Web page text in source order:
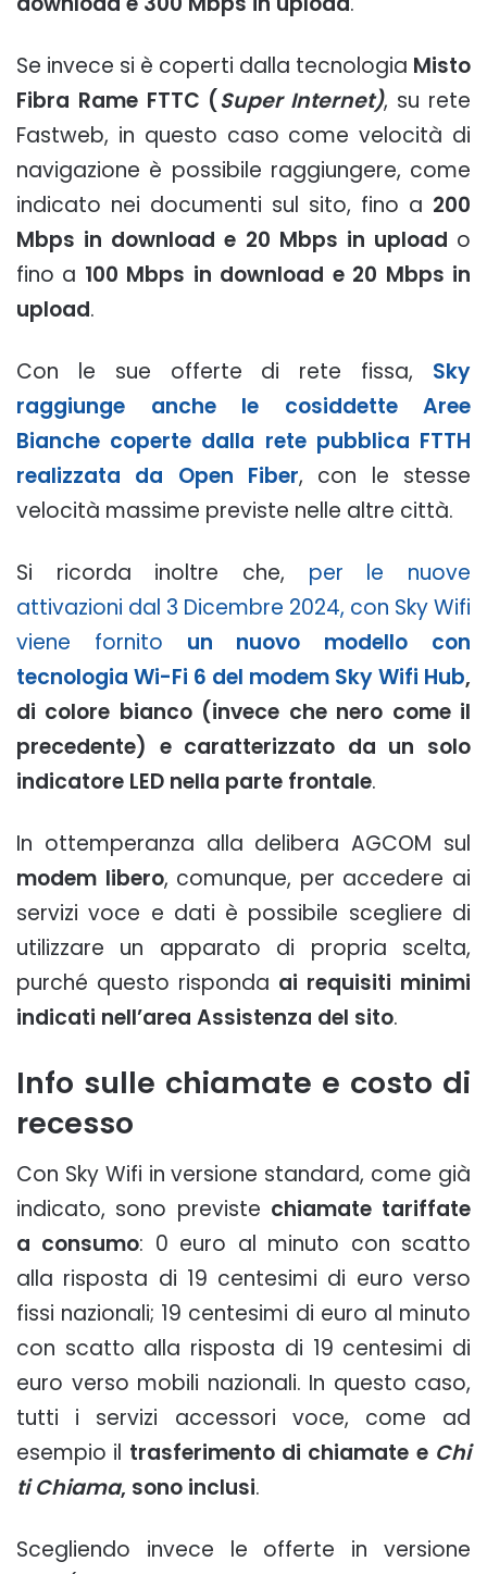
Se invece si è coperti dalla tecnologia Misto
Fibra Rame FTTC (Super Internet), su rete
Fastweb, in questo caso come velocità di
navigazione è possibile raggiungere, come
indicato nei documenti sul sito, fino a 200
Mbps in download e 20 Mbps in upload o
fino a 100 Mbps in download e 20 Mbps in
upload.
Con le sue offerte di rete fissa, Sky
raggiunge anche le cosiddette Aree
Bianche coperte dalla rete pubblica FTTH
realizzata da Open Fiber, con le stesse
velocità massime previste nelle altre città.
Si ricorda inoltre che, per le nuove
attivazioni dal 3 Dicembre 2024, con Sky Wifi
viene fornito un nuovo modello con
tecnologia Wi-Fi 6 del modem Sky Wifi Hub,
di colore bianco (invece che nero come il
precedente) e caratterizzato da un solo
indicatore LED nella parte frontale.
In ottemperanza alla delibera AGCOM sul
modem libero, comunque, per accedere ai
servizi voce e dati è possibile scegliere di
utilizzare un apparato di propria scelta,
purché questo risponda ai requisiti minimi
indicati nell’area Assistenza del sito.
Info sulle chiamate e costo di
recesso
Con Sky Wifi in versione standard, come già
indicato, sono previste chiamate tariffate
a consumo: 0 euro al minuto con scatto
alla risposta di 19 centesimi di euro verso
fissi nazionali; 19 centesimi di euro al minuto
con scatto alla risposta di 19 centesimi di
euro verso mobili nazionali. In questo caso,
tutti i servizi accessori voce, come ad
esempio il trasferimento di chiamate e Chi
ti Chiama, sono inclusi.
Scegliendo invece le offerte in versione